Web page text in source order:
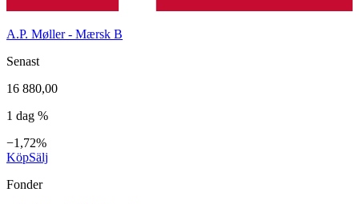
A.P. Møller - Mærsk B
Senast
16 880,00
1 dag %
−1,72%
KöpSälj
Fonder